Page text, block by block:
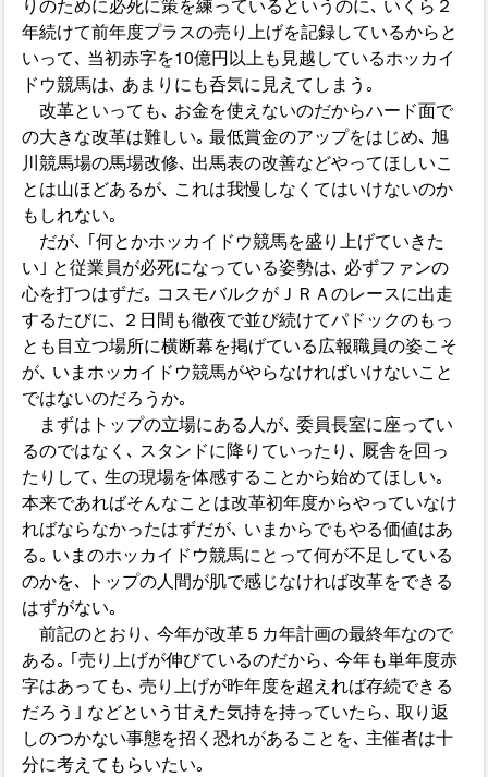
年続けて前年度プラスの売り上げを記録しているからと
いって､ 当初赤字を10億円以上も見越しているホッカイ
ドウ競馬は､ あまりにも呑気に見えてしまう｡
改革といっても､ お金を使えないのだからハード面で
の大きな改革は難しい｡ 最低賞金のアップをはじめ､ 旭
川競馬場の馬場改修､ 出馬表の改善などやってほしいこ
とは山ほどあるが､ これは我慢しなくてはいけないのか
もしれない｡
だが､ ｢何とかホッカイドウ競馬を盛り上げていきた
い｣ と従業員が必死になっている姿勢は､ 必ずファンの
心を打つはずだ｡ コスモバルクがＪＲＡのレースに出走
するたびに､ ２日間も徹夜で並び続けてパドックのもっ
とも目立つ場所に横断幕を掲げている広報職員の姿こそ
が､ いまホッカイドウ競馬がやらなければいけないこと
ではないのだろうか｡
まずはトップの立場にある人が､ 委員長室に座ってい
るのではなく､ スタンドに降りていったり､ 厩舎を回っ
たりして､ 生の現場を体感することから始めてほしい｡
本来であればそんなことは改革初年度からやっていなけ
ればならなかったはずだが､ いまからでもやる価値はあ
る｡ いまのホッカイドウ競馬にとって何が不足している
のかを､ トップの人間が肌で感じなければ改革をできる
はずがない｡
前記のとおり､ 今年が改革５カ年計画の最終年なので
ある｡ ｢売り上げが伸びているのだから､ 今年も単年度赤
字はあっても､ 売り上げが昨年度を超えれば存続できる
だろう｣ などという甘えた気持を持っていたら､ 取り返
しのつかない事態を招く恐れがあることを､ 主催者は十
分に考えてもらいたい｡